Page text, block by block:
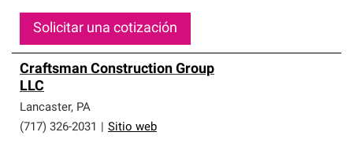
Solicitar una cotización
Craftsman Construction Group
LLC
Lancaster, PA
(717) 326-2031
Sitio web